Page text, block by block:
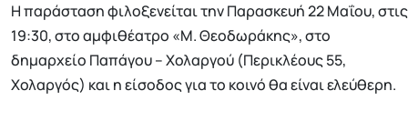
H παράσταση φιλοξενείται την Παρασκευή 22 Μαΐου, στις
19:30, στο αμφιθέατρο «Μ. Θεοδωράκης», στο
δημαρχείο Παπάγου – Χολαργού (Περικλέους 55,
Χολαργός) και η είσοδος για το κοινό θα είναι ελεύθερη.